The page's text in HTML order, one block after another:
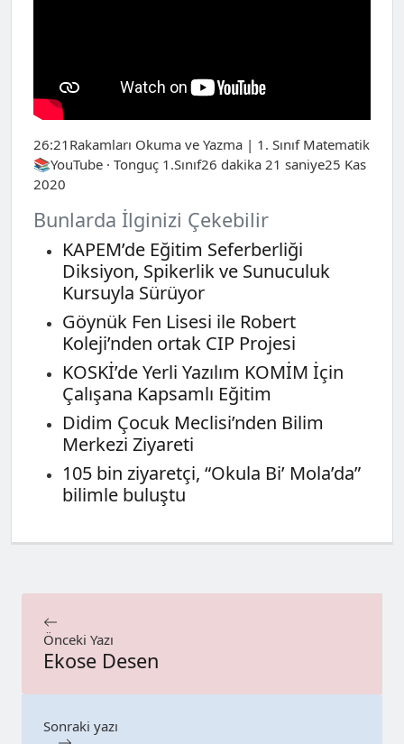
26:21Rakamları Okuma ve Yazma | 1. Sınıf Matematik
📚YouTube · Tonguç 1.Sınıf26 dakika 21 saniye25 Kas
2020
Bunlarda İlginizi Çekebilir
KAPEM’de Eğitim Seferberliği
Diksiyon, Spikerlik ve Sunuculuk
Kursuyla Sürüyor
Göynük Fen Lisesi ile Robert
Koleji’nden ortak CIP Projesi
KOSKİ’de Yerli Yazılım KOMİM İçin
Çalışana Kapsamlı Eğitim
Didim Çocuk Meclisi’nden Bilim
Merkezi Ziyareti
105 bin ziyaretçi, “Okula Bi’ Mola’da”
bilimle buluştu
Önceki Yazı
Ekose Desen
Sonraki yazı